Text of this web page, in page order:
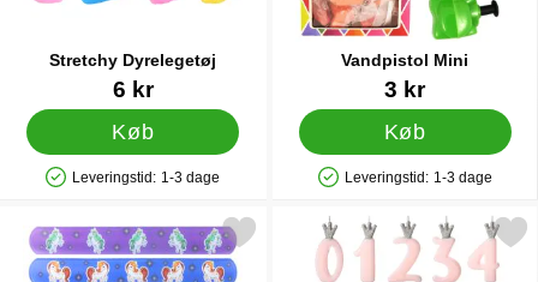
Stretchy Dyrelegetøj
Varenr 870106 kr
Køb
Produkttilgængelighed: På lager
Leveringstid: 1-3 dage
Vandpistol Mini
Varenr 132893 kr
Køb
Produkttilgængelighed: På lager
Leveringstid: 1-3 dage
slap Bracelet Snap Armbånd Enhjørning som favorit
Markér kagelys Tal med